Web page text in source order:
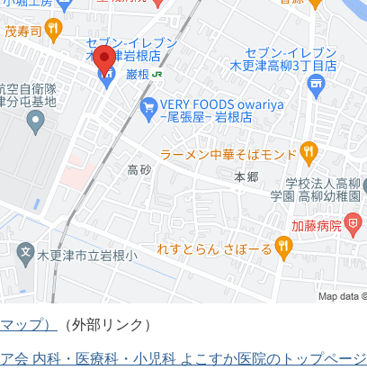
ップ） （外部リンク）
会 内科・医療科・小児科 よこすか医院のトップページ